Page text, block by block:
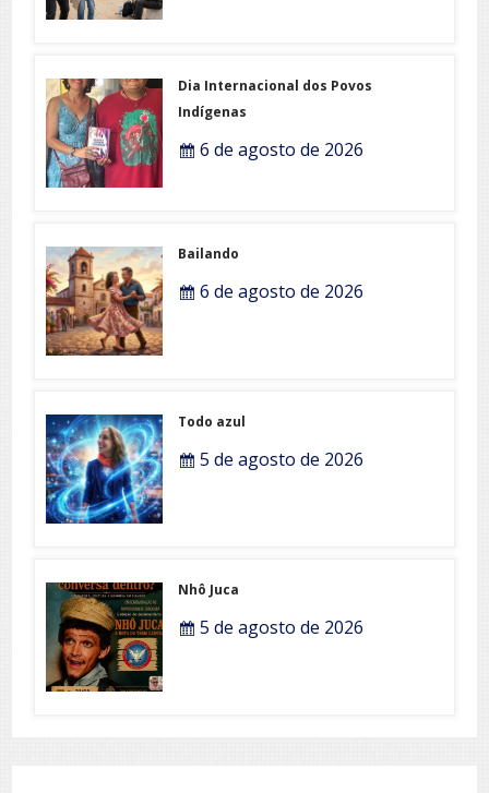
Dia Internacional dos Povos
Indígenas
6 de agosto de 2026
Bailando
6 de agosto de 2026
Todo azul
5 de agosto de 2026
Nhô Juca
5 de agosto de 2026